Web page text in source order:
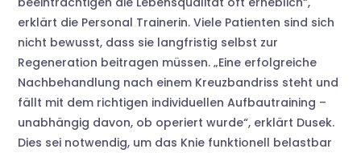
erklärt die Personal Trainerin. Viele Patienten sind sich
nicht bewusst, dass sie langfristig selbst zur
Regeneration beitragen müssen. „Eine erfolgreiche
Nachbehandlung nach einem Kreuzbandriss steht und
fällt mit dem richtigen individuellen Aufbautraining –
unabhängig davon, ob operiert wurde“, erklärt Dusek.
Dies sei notwendig, um das Knie funktionell belastbar